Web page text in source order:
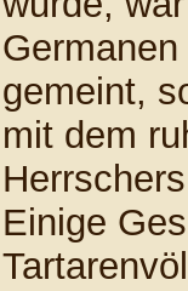
gemeint,
mit dem
Einige